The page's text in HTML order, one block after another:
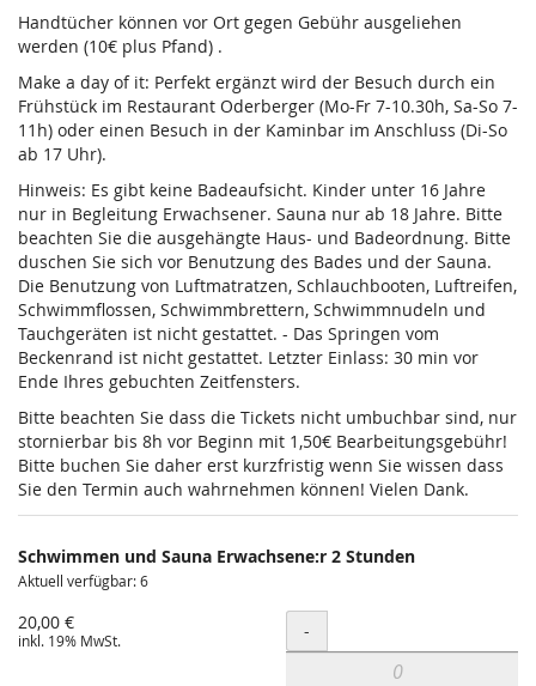
Handtücher können vor Ort gegen Gebühr ausgeliehen
werden (10€ plus Pfand) .
Make a day of it: Perfekt ergänzt wird der Besuch durch ein
Frühstück im Restaurant Oderberger (Mo-Fr 7-10.30h, Sa-So 7-
11h) oder einen Besuch in der Kaminbar im Anschluss (Di-So
ab 17 Uhr).
Hinweis: Es gibt keine Badeaufsicht. Kinder unter 16 Jahre
nur in Begleitung Erwachsener. Sauna nur ab 18 Jahre. Bitte
beachten Sie die ausgehängte Haus- und Badeordnung. Bitte
duschen Sie sich vor Benutzung des Bades und der Sauna.
Die Benutzung von Luftmatratzen, Schlauchbooten, Luftreifen,
Schwimmflossen, Schwimmbrettern, Schwimmnudeln und
Tauchgeräten ist nicht gestattet. - Das Springen vom
Beckenrand ist nicht gestattet. Letzter Einlass: 30 min vor
Ende Ihres gebuchten Zeitfensters.
Bitte beachten Sie dass die Tickets nicht umbuchbar sind, nur
stornierbar bis 8h vor Beginn mit 1,50€ Bearbeitungsgebühr!
Bitte buchen Sie daher erst kurzfristig wenn Sie wissen dass
Sie den Termin auch wahrnehmen können! Vielen Dank.
Schwimmen und Sauna Erwachsene:r 2 Stunden
Aktuell verfügbar: 6
20,00 €
inkl. 19% MwSt. Menge
-